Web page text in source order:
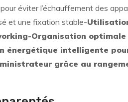
éviter l’échauffement des
et une fixation stable-
Organisation
énergétique intelligente
grâce au